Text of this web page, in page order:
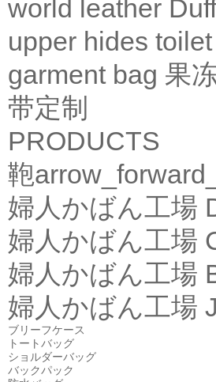
world leather
upper hides
garment bag 果
带定制
PRODUCTS
鞄
婦人かばん工場
婦人かばん工場
婦人かばん工場
婦人かばん工場
ブリーフケース
トートバッグ
ショルダーバッグ
バックパック